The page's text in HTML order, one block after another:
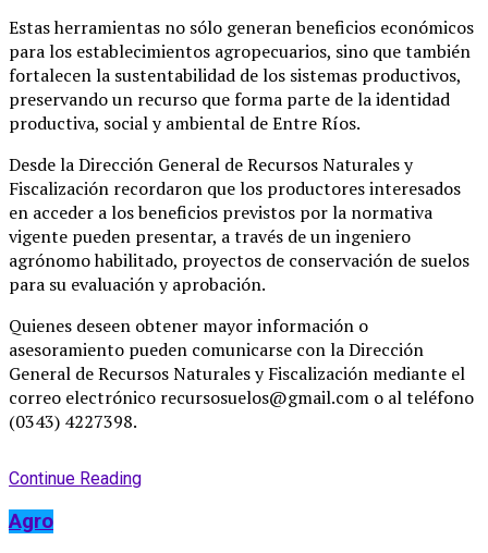
Estas herramientas no sólo generan beneficios económicos
para los establecimientos agropecuarios, sino que también
fortalecen la sustentabilidad de los sistemas productivos,
preservando un recurso que forma parte de la identidad
productiva, social y ambiental de Entre Ríos.
Desde la Dirección General de Recursos Naturales y
Fiscalización recordaron que los productores interesados
en acceder a los beneficios previstos por la normativa
vigente pueden presentar, a través de un ingeniero
agrónomo habilitado, proyectos de conservación de suelos
para su evaluación y aprobación.
Quienes deseen obtener mayor información o
asesoramiento pueden comunicarse con la Dirección
General de Recursos Naturales y Fiscalización mediante el
correo electrónico recursosuelos@gmail.com o al teléfono
(0343) 4227398.
Continue Reading
Agro